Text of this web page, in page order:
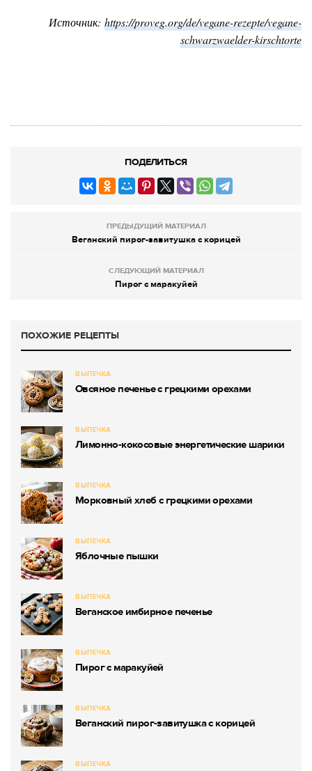
Источник: https://proveg.org/de/vegane-rezepte/vegane-
schwarzwaelder-kirschtorte
ПОДЕЛИТЬСЯ
ПРЕДЫДУЩИЙ МАТЕРИАЛ
Веганский пирог-завитушка с корицей
СЛЕДУЮЩИЙ МАТЕРИАЛ
Пирог с маракуйей
ПОХОЖИЕ РЕЦЕПТЫ
ВЫПЕЧКА
Овсяное печенье с грецкими орехами
ВЫПЕЧКА
Лимонно-кокосовые энергетические шарики
ВЫПЕЧКА
Морковный хлеб с грецкими орехами
ВЫПЕЧКА
Яблочные пышки
ВЫПЕЧКА
Веганское имбирное печенье
ВЫПЕЧКА
Пирог с маракуйей
ВЫПЕЧКА
Веганский пирог-завитушка с корицей
ВЫПЕЧКА